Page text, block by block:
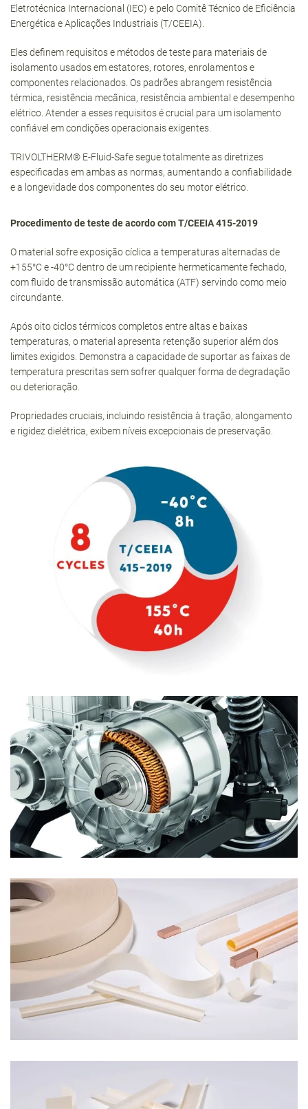
Eletrotécnica Internacional (IEC) e pelo Comitê Técnico de Eficiência
Energética e Aplicações Industriais (T/CEEIA).
Eles definem requisitos e métodos de teste para materiais de
isolamento usados ​​em estatores, rotores, enrolamentos e
componentes relacionados. Os padrões abrangem resistência
térmica, resistência mecânica, resistência ambiental e desempenho
elétrico. Atender a esses requisitos é crucial para um isolamento
confiável em condições operacionais exigentes.
TRIVOLTHERM® E-Fluid-Safe segue totalmente as diretrizes
especificadas em ambas as normas, aumentando a confiabilidade
e a longevidade dos componentes do seu motor elétrico.
Procedimento de teste de acordo com T/CEEIA 415-2019
O material sofre exposição cíclica a temperaturas alternadas de
+155°C e -40°C dentro de um recipiente hermeticamente fechado,
com fluido de transmissão automática (ATF) servindo como meio
circundante.
Após oito ciclos térmicos completos entre altas e baixas
temperaturas, o material apresenta retenção superior além dos
limites exigidos. Demonstra a capacidade de suportar as faixas de
temperatura prescritas sem sofrer qualquer forma de degradação
ou deterioração.
Propriedades cruciais, incluindo resistência à tração, alongamento
e rigidez dielétrica, exibem níveis excepcionais de preservação.